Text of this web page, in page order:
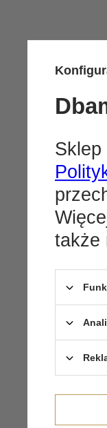
Sklep
także